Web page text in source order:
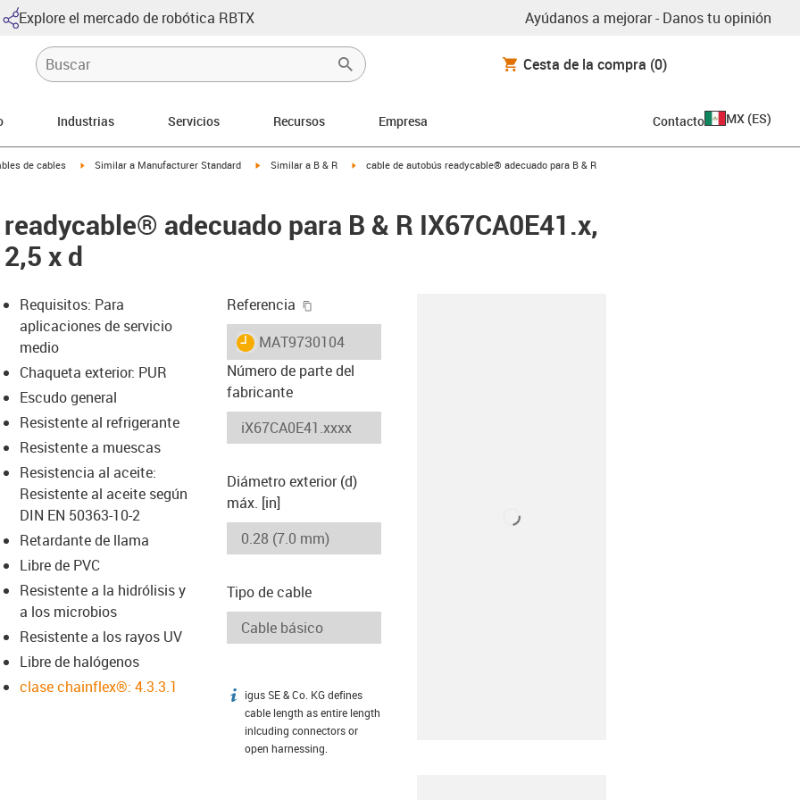
Explore el mercado de robótica RBTX Ayúdanos a mejorar - Danos tu opinión
Cesta de la compra (0)
Industrias Servicios Recursos Empresa Contacto MX (ES)
right
de cables igus-icon-arrow-right
Similar a Manufacturer Standard igus-icon-arrow-right
Similar a B & R igus-icon-arrow-right
cable de autobús readycable® adecuado para B & R
adecuado para B & R IX67CA0E41.x,
x d
icon-lupe
icon-lupe
Requisitos: Para
aplicaciones de servicio
medio
Chaqueta exterior: PUR
Escudo general
Resistente al refrigerante
Resistente a muescas
Resistencia al aceite:
Resistente al aceite según
DIN EN 50363-10-2
Retardante de llama
Libre de PVC
Resistente a la hidrólisis y
a los microbios
Resistente a los rayos UV
Libre de halógenos
clase chainflex®: 4.3.3.1
Referencia
igus-icon-lieferzeit
MAT9730104
Número de parte del
fabricante
Diámetro exterior (d)
máx. [in]
Tipo de cable
igus-icon-info
igus SE & Co. KG defines
cable length as entire length
inlcuding connectors or
open harnessing.